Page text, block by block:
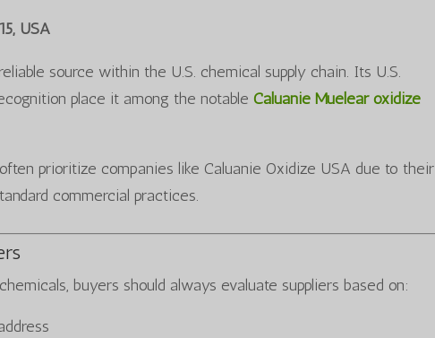
USA
source within the U.S. chemical supply chain. Its U.S.
place it among the notableCaluanie Muelear oxidize
prioritize companies like Caluanie Oxidize USA due to their
commercial practices.
buyers should always evaluate suppliers based on: